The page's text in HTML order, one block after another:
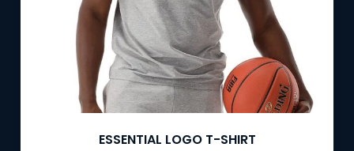
ESSENTIAL LOGO T-SHIRT